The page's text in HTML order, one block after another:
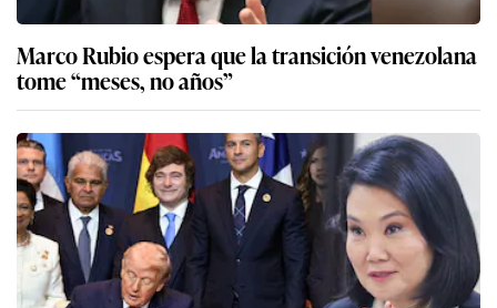
Marco Rubio espera que la transición venezolana
tome “meses, no años”